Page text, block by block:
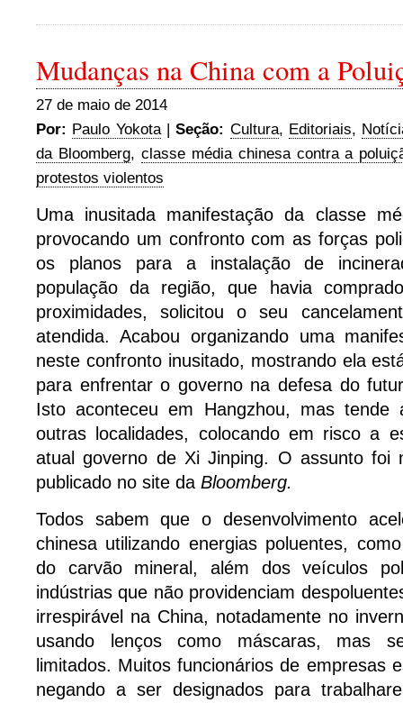
Mudanças na China com a
27 de maio de 2014
Por: Paulo Yokota|Seção: Cultura, Editoriais,
da Bloomberg, classe média chinesa contra a
protestos violentos
Uma inusitada manifestação da classe
provocando um confronto com as forças
os planos para a instalação de
população da região, que havia
proximidades, solicitou o seu
atendida. Acabou organizando uma
neste confronto inusitado, mostrando ela
para enfrentar o governo na defesa do
Isto aconteceu em Hangzhou, mas tende
outras localidades, colocando em risco a
atual governo de Xi Jinping. O assunto foi
publicado no site da Bloomberg.
Todos sabem que o desenvolvimento
chinesa utilizando energias poluentes,
do carvão mineral, além dos veículos
indústrias que não providenciam
irrespirável na China, notadamente no
usando lenços como máscaras, mas
limitados. Muitos funcionários de empresas
negando a ser designados para